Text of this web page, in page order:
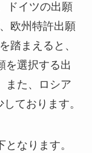
ドイツの出願
欧州特許出願
踏まえると、
を選択する出
また、ロシア
ております。
なります。